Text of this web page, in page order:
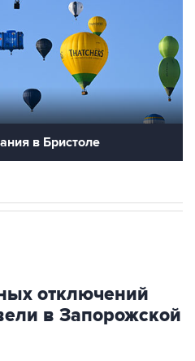
в Бристоле
отключений
в Запорожской